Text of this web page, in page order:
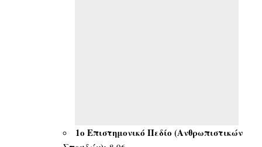
1ο Επιστημονικό Πεδίο (Ανθρωπιστικών